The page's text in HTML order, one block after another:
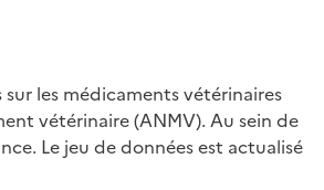
les médicaments vétérinaires
vétérinaire (ANMV). Au sein de
Le jeu de données est actualisé